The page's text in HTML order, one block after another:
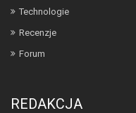
Technologie
Recenzje
Forum
REDAKCJA